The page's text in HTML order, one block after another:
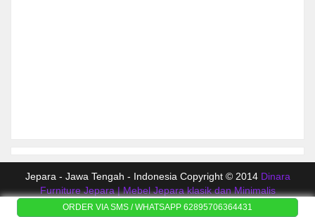
ORDER VIA SMS / WHATSAPP 62895706364431
Jepara - Jawa Tengah - Indonesia Copyright © 2014 Dinara
Furniture Jepara | Mebel Jepara klasik dan Minimalis